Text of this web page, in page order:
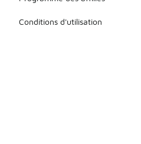
Conditions d'utilisation